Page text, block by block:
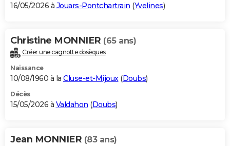
16/05/2026 à Jouars-Pontchartrain (Yvelines)
Christine MONNIER (65 ans)
Créer une cagnotte obsèques
Naissance
10/08/1960 à la Cluse-et-Mijoux(Doubs)
Décès
15/05/2026 à Valdahon (Doubs)
Jean MONNIER (83 ans)